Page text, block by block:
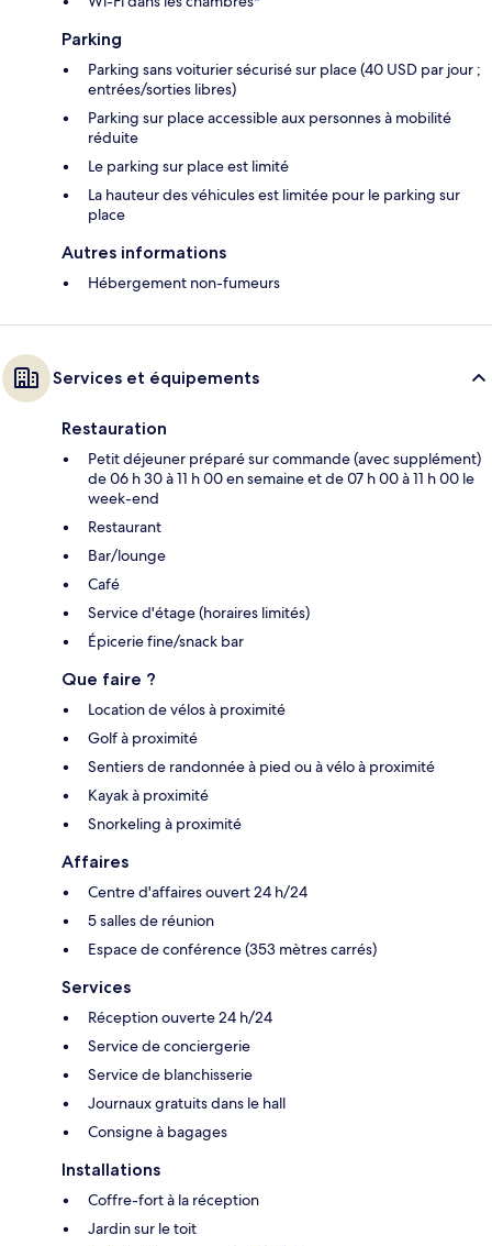
Parking
Parking sans voiturier sécurisé sur place (40 USD par jour ;
entrées/sorties libres)
Parking sur place accessible aux personnes à mobilité
réduite
Le parking sur place est limité
La hauteur des véhicules est limitée pour le parking sur
place
Autres informations
Hébergement non-fumeurs
Services et équipements
Restauration
Petit déjeuner préparé sur commande (avec supplément)
de 06 h 30 à 11 h 00 en semaine et de 07 h 00 à 11 h 00 le
week-end
Restaurant
Bar/lounge
Café
Service d'étage (horaires limités)
Épicerie fine/snack bar
Que faire ?
Location de vélos à proximité
Golf à proximité
Sentiers de randonnée à pied ou à vélo à proximité
Kayak à proximité
Snorkeling à proximité
Affaires
Centre d'affaires ouvert 24 h/24
5 salles de réunion
Espace de conférence (353 mètres carrés)
Services
Réception ouverte 24 h/24
Service de conciergerie
Service de blanchisserie
Journaux gratuits dans le hall
Consigne à bagages
Installations
Coffre-fort à la réception
Jardin sur le toit